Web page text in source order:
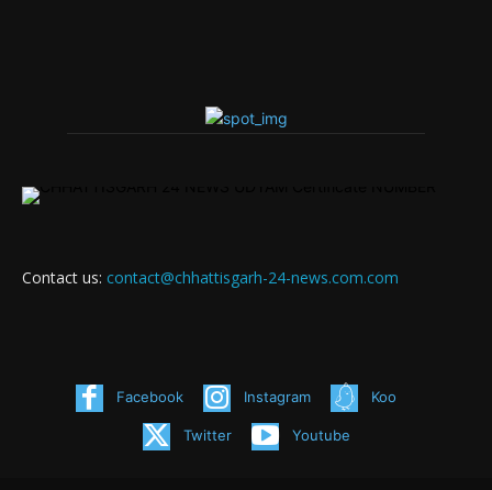
Contact us: contact@chhattisgarh-24-news.com.com
Facebook Instagram Koo
Twitter Youtube